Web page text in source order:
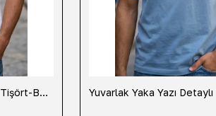
Yuvarlak Yaka Yazı Detaylı Tişört-Beyaz